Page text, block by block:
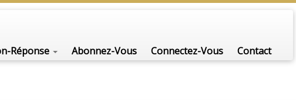
Réponse Abonnez-Vous Connectez-Vous Contact